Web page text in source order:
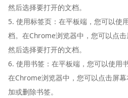
然后选择要打开的文档。
5. 使用标签页：在平板端，您可以使
档。在Chrome浏览器中，您可以点击
然后选择要打开的文档。
6. 使用书签：在平板端，您可以使用
在Chrome浏览器中，您可以点击屏
加或删除书签。